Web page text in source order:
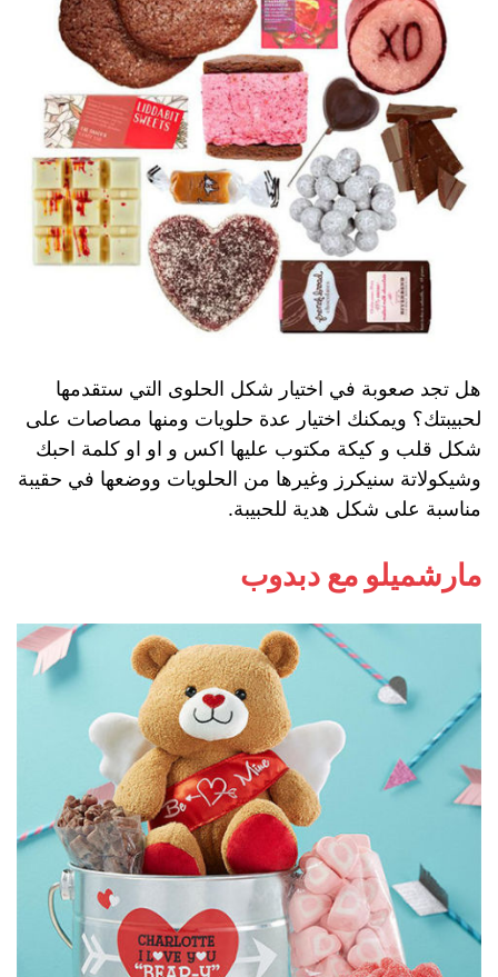
هل تجد صعوبة في اختيار شكل الحلوى التي ستقدمها
لحبيبتك؟ ويمكنك اختيار عدة حلويات ومنها مصاصات على
شكل قلب و كيكة مكتوب عليها اكس و او او كلمة احبك
وشيكولاتة سنيكرز وغيرها من الحلويات ووضعها في حقيبة
مناسبة على شكل هدية للحبيبة.
مارشميلو مع دبدوب